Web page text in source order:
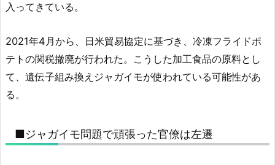
入ってきている。
2021年4月から、日米貿易協定に基づき、冷凍フライドポ
テトの関税撤廃が行われた。こうした加工食品の原料とし
て、遺伝子組み換えジャガイモが使われている可能性があ
る。
■ジャガイモ問題で頑張った官僚は左遷